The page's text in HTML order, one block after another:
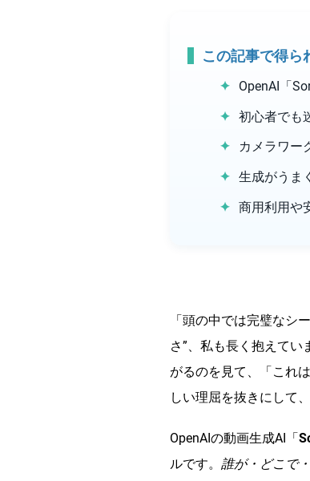
この記事で得ら
OpenAI「
初心者でも
カメラワー
生成がうま
商用利用や
「頭の中では完璧なシ
さ”、私も長く抱えて
がるのを見て、「これ
しい理屈を抜きにして
OpenAIの動画生成AI「
ルです。 誰が・どこで